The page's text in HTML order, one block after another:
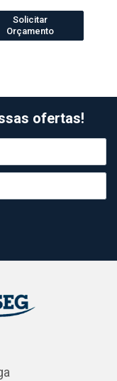
Solicitar
Orçamento
ofertas!